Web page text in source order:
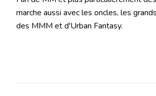
marche aussi avec les oncles, les
des MMM et d'Urban Fantasy.